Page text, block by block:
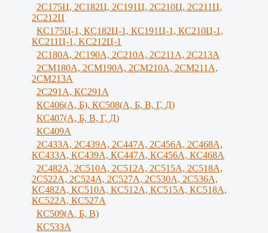
2С175Ц, 2С182Ц, 2С191Ц, 2С210Ц, 2С211Ц,
2С212Ц
КС175Ц-1, КС182Ц-1, КС191Ц-1, КС210Ц-1,
КС211Ц-1, KС212Ц-1
2С180А, 2С190А, 2С210А, 2C211A, 2C213A
2СМ180А, 2СМ190А, 2CM210A, 2СМ211А,
2СМ213А
2С291А, КС291А
КС406(А, Б), КС508(А, Б, В, Г, Д)
КС407(А, Б, В, Г, Д)
КС409А
2С433А, 2С439А, 2С447А, 2С456А, 2С468А,
КС433А, КС439А, КС447А, КС456А, КС468А
2С482А, 2С510А, 2С512А, 2С515А, 2С518А,
2С522А, 2С524А, 2С527А, 2С530А, 2С536А,
КС482А, КС510А, КС512А, КС515А, КС518А,
КС522А, КС527А
КС509(А, Б, В)
КС533А